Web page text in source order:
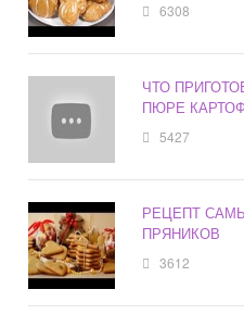
6308
ЧТО
ПЮРЕ
5427
РЕЦЕПТ
ПРЯНИКОВ
3612